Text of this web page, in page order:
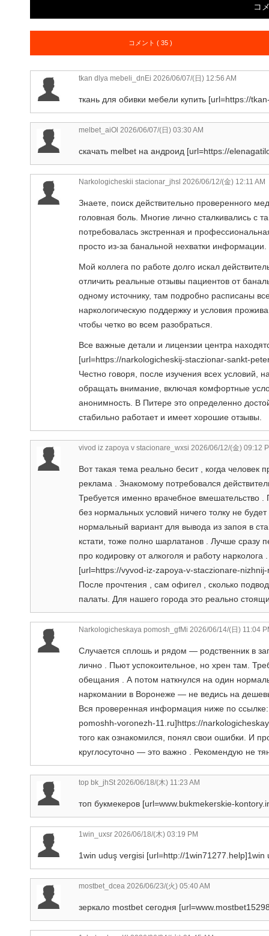
コ
コメント ( 35 )
tkan dlya mebeli_dnEi 2026/06/07/(日) 12:56 AM
ткань для обивки мебели купить [url=https://
melbet_aiOl 2026/06/07/(日) 03:30 AM
скачать melbet на андроид [url=https://
Narkologicheskii stacionar_jhsl 2026/06/12/(金) 12:11 AM
Знаете, поиск действительно проверенного
головная боль. Многие лично сталкивались с
потребовалась экстренная и
просто из-за банальной нехватки информации.
Мой коллега по работе долго искал
отличить реальные отзывы пациентов от
одному источнику, там подробно расписаны
наркологическую поддержку и условия
чтобы четко во всем разобраться.
Все важные детали и лицензии центра
[url=https://narkologicheskij-staczionar-sankt-
Честно говоря, после изучения всех условий,
обращать внимание, включая комфортные
анонимность. В Питере это определенно
стабильно работает и имеет хорошие отзывы.
vivod iz zapoya v stacionare_wxsi 2026/06/12/(金) 09:12
Вот такая тема реально бесит , когда человек
реклама . Знакомому потребовался
Требуется именно врачебное вмешательство
без нормальных условий ничего толку не
нормальный вариант для вывода из запоя в
кстати, тоже полно шарлатанов . Лучше сразу
про кодировку от алкоголя и работу
[url=https://vyvod-iz-zapoya-v-staczionare-
После прочтения , сам офигел , сколько
палаты. Для нашего города это реально
Narkologicheskaya pomosh_gfMi 2026/06/14/(日) 11:04
Случается сплошь и рядом — родственник в
лично . Пьют успокоительное, но хрен там.
обещания . А потом наткнулся на один
наркомании в Воронеже — не ведись на
Вся проверенная информация ниже по
pomoshh-voronezh-11.ru]https://
того как ознакомился, понял свои ошибки. И
круглосуточно — это важно . Рекомендую не
top bk_jhSt2026/06/18/(木) 11:23 AM
топ букмекеров [url=www.bukmekerskie-
1win_uxsr 2026/06/18/(木) 03:19 PM
1win uduş vergisi [url=http://1win71277.help]1win
mostbet_dcea 2026/06/23/(火) 05:40 AM
зеркало mostbet сегодня